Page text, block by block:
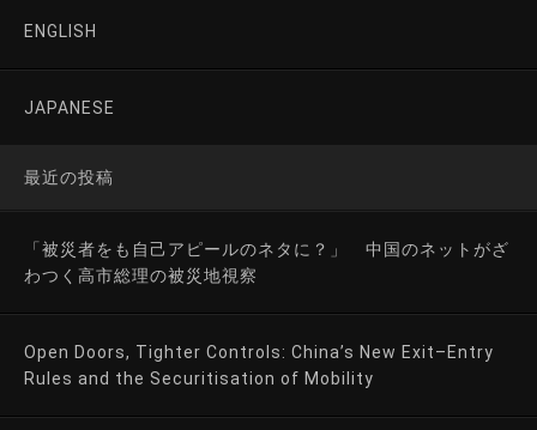
ENGLISH
JAPANESE
最近の投稿
「被災者をも自己アピールのネタに？」 中国のネットがざ
わつく高市総理の被災地視察
Open Doors, Tighter Controls: China’s New Exit–Entry
Rules and the Securitisation of Mobility